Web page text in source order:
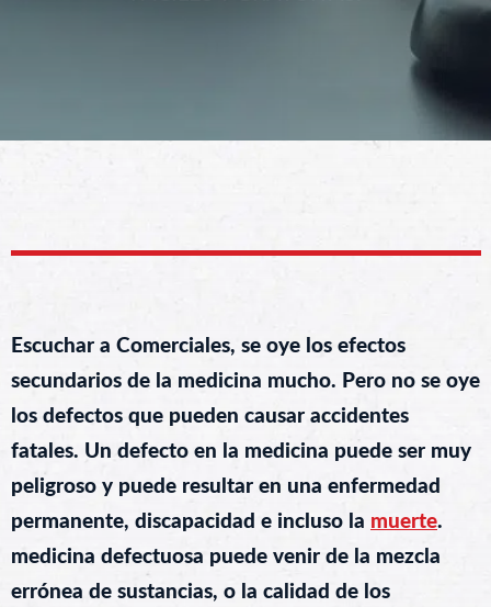
Escuchar a Comerciales, se oye los efectos
secundarios de la medicina mucho. Pero no se oye
los defectos que pueden causar accidentes
fatales. Un defecto en la medicina puede ser muy
peligroso y puede resultar en una enfermedad
permanente, discapacidad e incluso la muerte.
medicina defectuosa puede venir de la mezcla
errónea de sustancias, o la calidad de los